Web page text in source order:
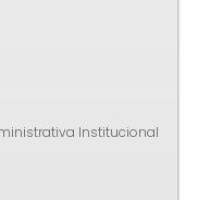
Institucional